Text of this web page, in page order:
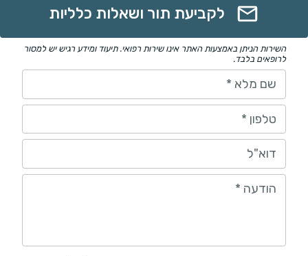
לקביעת תור ושאלות כלליות
השירות הניתן באמצעות האתר אינו שירות רפואי. תיעוד ומידע רגיש יש למסור
לרופאים בלבד.
שם מלא *
טלפון *
דוא"ל
הודעה *